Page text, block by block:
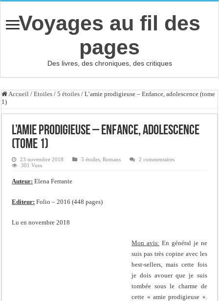
Voyages au fil des
pages
Des livres, des chroniques, des critiques
Accueil / Etoiles / 5 étoiles / L’amie prodigieuse – Enfance, adolescence (tome
1)
L’amie prodigieuse – Enfance, adolescence
(tome 1)
23 novembre 2018 5 étoiles ,Romans
2 commentaires
301 Vues
Auteur: Elena Ferrante
Editeur: Folio – 2016 (448 pages)
Lu en novembre 2018
Mon avis: En général je ne
suis pas très copine avec les
best-sellers, mais cette fois
je dois avouer que je suis
tombée sous le charme de
cette « amie prodigieuse ».